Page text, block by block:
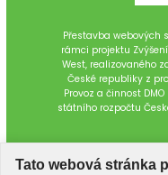
Přestavba webových
rámci projektu
West, realizovaného
České republiky z
Provoz a činnost
státního rozpočtu
Tato webová stránka